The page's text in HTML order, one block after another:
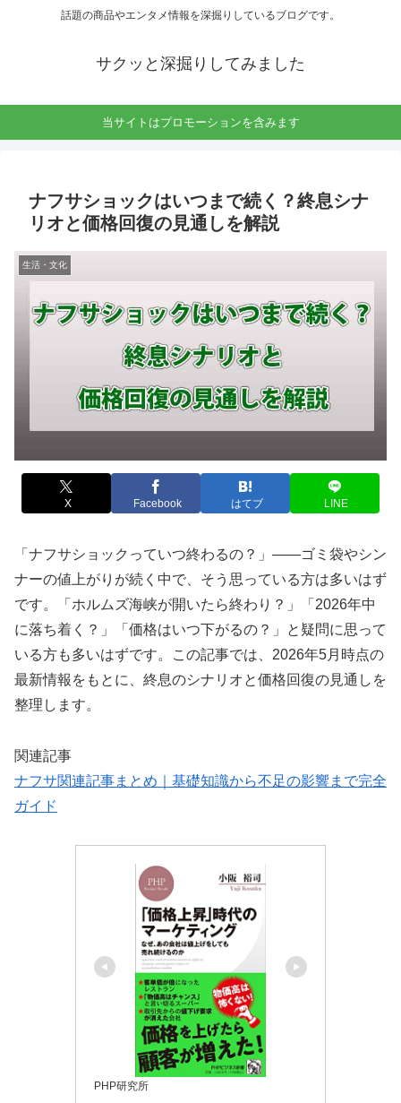
話題の商品やエンタメ情報を深掘りしているブログです。
サクッと深掘りしてみました
当サイトはプロモーションを含みます
ナフサショックはいつまで続く？終息シナ
リオと価格回復の見通しを解説
生活・文化
X Facebook はてブ LINE
「ナフサショックっていつ終わるの？」——ゴミ袋やシン
ナーの値上がりが続く中で、そう思っている方は多いはず
です。「ホルムズ海峡が開いたら終わり？」「2026年中
に落ち着く？」「価格はいつ下がるの？」と疑問に思って
いる方も多いはずです。この記事では、2026年5月時点の
最新情報をもとに、終息のシナリオと価格回復の見通しを
整理します。
関連記事
ナフサ関連記事まとめ｜基礎知識から不足の影響まで完全
ガイド
PHP研究所